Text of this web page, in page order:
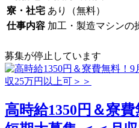
寮・社宅 あり（無料）
仕事内容 加工・製造マシンの
募集が停止しています
高時給1350円＆寮